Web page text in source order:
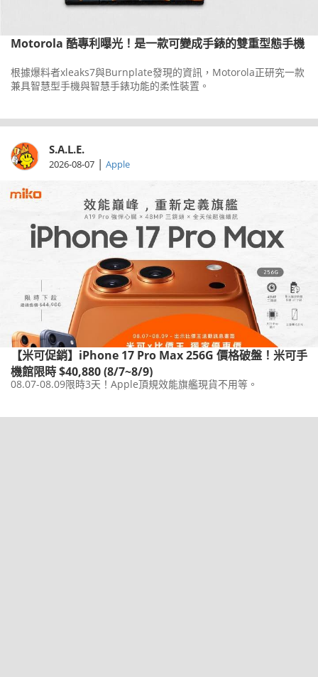
Motorola 酷專利曝光！是一款可變成手錶的雙重型態手機
根據爆料者xleaks7與Burnplate發現的資訊，Motorola正研究一款
兼具智慧型手機與智慧手錶功能的柔性裝置。
S.A.L.E.
2026-08-07 | Apple
【米可促銷】iPhone 17 Pro Max 256G 價格破盤！米可手
機館限時 $40,880 (8/7~8/9)
08.07-08.09限時3天！Apple頂規效能旗艦現貨不用等。